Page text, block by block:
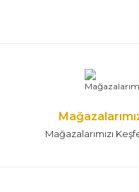
Mağazalarımızı